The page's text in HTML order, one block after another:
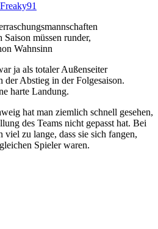
Saison müssen runder,
Wahnsinn
ja als totaler Außenseiter
der Abstieg in der Folgesaison.
harte Landung.
hat man ziemlich schnell gesehen,
des Teams nicht gepasst hat. Bei
viel zu lange, dass sie sich fangen,
Spieler waren.